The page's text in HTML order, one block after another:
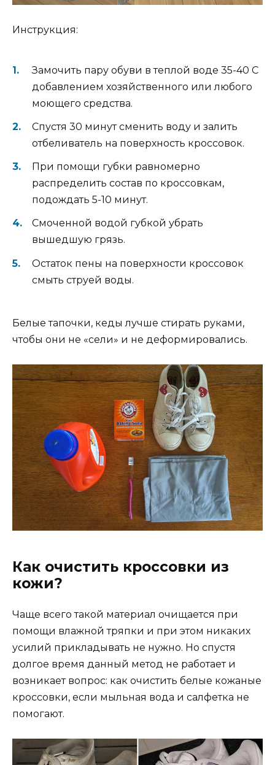
Инструкция:
Замочить пару обуви в теплой воде 35-40 С
добавлением хозяйственного или любого
моющего средства.
Спустя 30 минут сменить воду и залить
отбеливатель на поверхность кроссовок.
При помощи губки равномерно
распределить состав по кроссовкам,
подождать 5-10 минут.
Смоченной водой губкой убрать
вышедшую грязь.
Остаток пены на поверхности кроссовок
смыть струей воды.
Белые тапочки, кеды лучше стирать руками,
чтобы они не «сели» и не деформировались.
Как очистить кроссовки из
кожи?
Чаще всего такой материал очищается при
помощи влажной тряпки и при этом никаких
усилий прикладывать не нужно. Но спустя
долгое время данный метод не работает и
возникает вопрос: как очистить белые кожаные
кроссовки, если мыльная вода и салфетка не
помогают.